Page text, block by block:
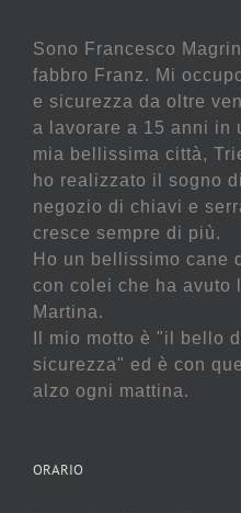
Sono Francesco
fabbro Franz. Mi
e sicurezza da oltre
a lavorare a 15 anni in
mia bellissima città,
ho realizzato il sogno
negozio di chiavi e
cresce sempre di più.
Ho un bellissimo cane
con colei che ha avuto
Martina.
Il mio motto è "il bello
sicurezza" ed è con
alzo ogni mattina.
ORARIO